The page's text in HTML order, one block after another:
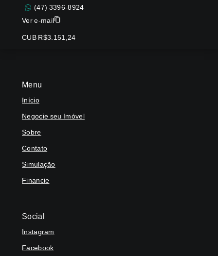
Menu
Início
Negocie seu Imóvel
Sobre
Contato
Simulação
Financie
Social
Instagram
Facebook
(47) 3396-8924
Ver e-mail
CUB R$3.151,24